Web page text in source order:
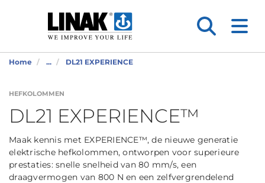
Home ... DL21 EXPERIENCE
HEFKOLOMMEN
DL21 EXPERIENCE™
Maak kennis met EXPERIENCE™, de nieuwe generatie
elektrische hefkolommen, ontworpen voor superieure
prestaties: snelle snelheid van 80 mm/s, een
draagvermogen van 800 N en een zelfvergrendelend